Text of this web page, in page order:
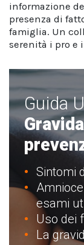
informazione
presenza di
famiglia. Un
serenità i pro e
Guida
Sintomi
esami
Uso dei
La